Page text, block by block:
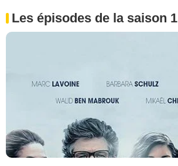
Les épisodes de la saison 1